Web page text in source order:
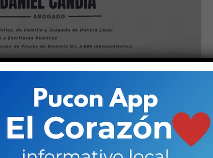
en Pucón donde Jara obtuvo el 53,54% (998 votos),
votos) y Mulet el 2,79% (52 votos).En total fueron
el Servicio Electoral (Servel), la
incluso que el 9% del país, donde votaron
como baja por los expertos e, incluso, los mismos